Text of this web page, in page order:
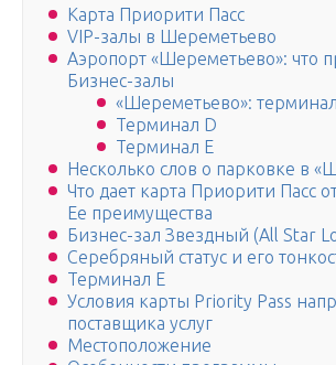
Карта Приорити Пасс
VIP-залы в Шереметьево
Аэропорт «Шереметьево»: что
Бизнес-залы
«Шереметьево»:
Терминал D
Терминал Е
Несколько слов о парковке в
Что дает карта Приорити Пасс
Ее преимущества
Бизнес-зал Звездный (All Star
Серебряный статус и его
Терминал Е
Условия карты Priority Pass
поставщика услуг
Местоположение